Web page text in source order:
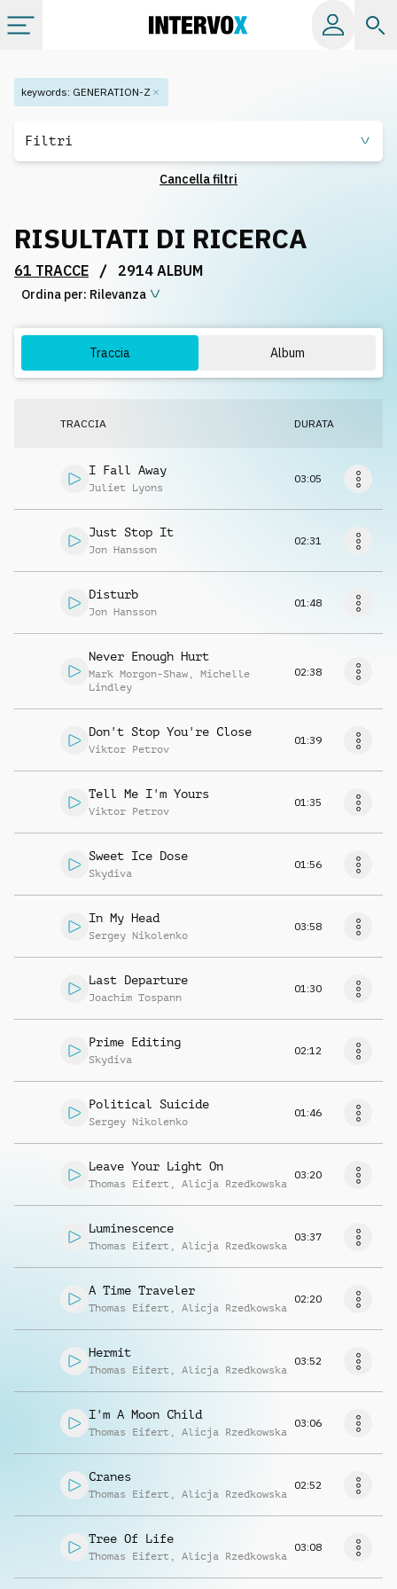
Categorie
Playlist
Licenze
keywords: GENERATION-Z
Filtri
Cancella filtri
RISULTATI DI RICERCA
61 TRACCE / 2914 ALBUM
Ordina per: Rilevanza
Traccia Album
TRACCIA DURATA
I Fall Away
Juliet Lyons
03:05
Just Stop It
Jon Hansson
02:31
Disturb
Jon Hansson
01:48
Never Enough Hurt
Mark Morgon-Shaw , Michelle
Lindley
02:38
Don't Stop You're Close
Viktor Petrov
01:39
Tell Me I'm Yours
Viktor Petrov
01:35
Sweet Ice Dose
Skydiva
01:56
In My Head
Sergey Nikolenko
03:58
Last Departure
Joachim Tospann
01:30
Prime Editing
Skydiva
02:12
Political Suicide
Sergey Nikolenko
01:46
Leave Your Light On
Thomas Eifert , Alicja Rzedkowska
03:20
Luminescence
Thomas Eifert , Alicja Rzedkowska
03:37
A Time Traveler
Thomas Eifert , Alicja Rzedkowska
02:20
Hermit
Thomas Eifert , Alicja Rzedkowska
03:52
I'm A Moon Child
Thomas Eifert , Alicja Rzedkowska
03:06
Cranes
Thomas Eifert , Alicja Rzedkowska
02:52
Tree Of Life
Thomas Eifert , Alicja Rzedkowska
03:08